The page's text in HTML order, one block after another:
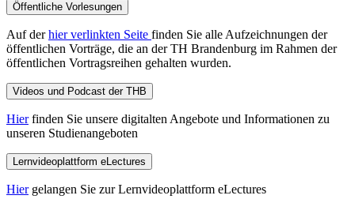
Öffentliche Vorlesungen
Auf derhier verlinkten Seite finden Sie alle Aufzeichnungen der
öffentlichen Vorträge, die an der TH Brandenburg im Rahmen der
öffentlichen Vortragsreihen gehalten wurden.
Videos und Podcast der THB
Hierfinden Sie unsere digitalten Angebote und Informationen zu
unseren Studienangeboten
Lernvideoplattform eLectures
Hiergelangen Sie zur Lernvideoplattform eLectures